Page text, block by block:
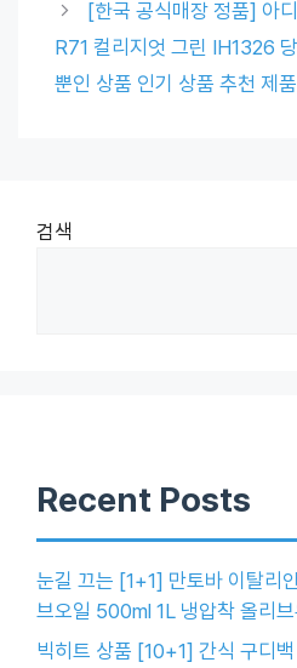
[한국 공식매장 정품] 아
R71 컬리지엇 그린 IH1326
뿐인 상품 인기 상품 추천 제
검색
Recent Posts
눈길 끄는 [1+1] 만토바 이탈리
브오일 500ml 1L 냉압착 올리
빅히트 상품 [10+1] 간식 구디